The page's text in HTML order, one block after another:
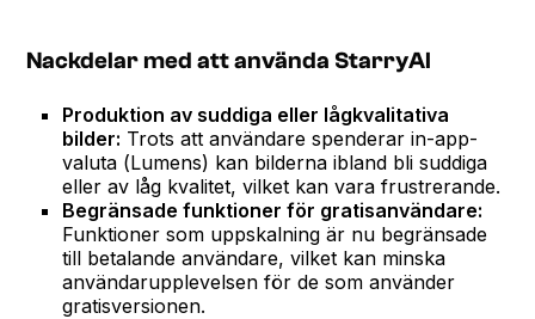
Nackdelar med att använda StarryAI
Produktion av suddiga eller lågkvalitativa
bilder: Trots att användare spenderar in-app-
valuta (Lumens) kan bilderna ibland bli suddiga
eller av låg kvalitet, vilket kan vara frustrerande.
Begränsade funktioner för gratisanvändare:
Funktioner som uppskalning är nu begränsade
till betalande användare, vilket kan minska
användarupplevelsen för de som använder
gratisversionen.